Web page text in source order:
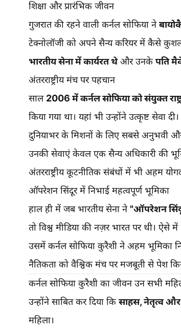
शिक्षा और प्रारंभिक जीवन
गुजरात की रहने वाली कर्नल सोफिया ने
टेक्नोलॉजी को अपने सैन्य करियर में कैसे
भारतीय सेना में कार्यरत थेऔर उनके पति
अंतरराष्ट्रीय मंच पर पहचान
साल 2006 में कर्नल सोफिया को संयुक्त
किया गया था। यहां भी उन्होंने उत्कृष्ट सेवा
दुनियाभर के मिशनों के लिए सबसे अनुभवी और
उनकी सेवाएं केवल एक सैन्य अधिकारी की
अंतरराष्ट्रीय कूटनीतिक संबंधों में भी अहम
ऑपरेशन सिंदूर में निभाई महत्वपूर्ण भूमिका
हाल ही में जब भारतीय सेना ने"ऑपरेशन
तो विश्व मीडिया की नज़र भारत पर थी।
उसमें कर्नल सोफिया कुरैशी ने अहम भूमिका
नैतिकता को वैश्विक मंच पर मजबूती से पेश
कर्नल सोफिया कुरैशी का जीवन उन सभी
उन्होंने साबित कर दिया कि साहस, नेतृत्व
महिला।